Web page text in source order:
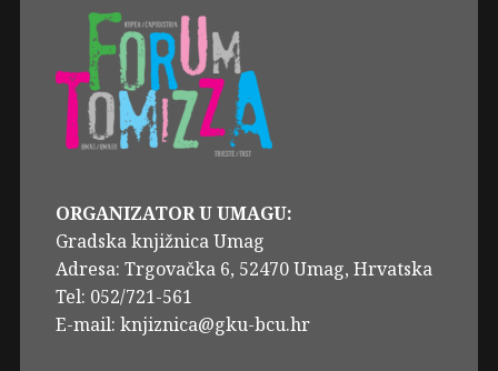
ORGANIZATOR U UMAGU:
Gradska knjižnica Umag
Adresa: Trgovačka 6, 52470 Umag, Hrvatska
Tel: 052/721-561
E-mail: knjiznica@gku-bcu.hr